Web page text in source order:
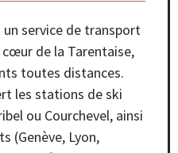
un service de transport
cœur de la Tarentaise,
toutes distances.
les stations de ski
ou Courchevel, ainsi
(Genève, Lyon,